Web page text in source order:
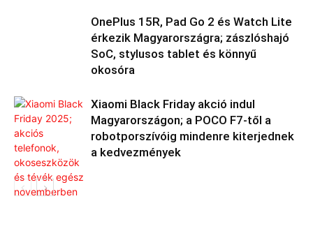
OnePlus 15R, Pad Go 2 és Watch Lite
érkezik Magyarországra; zászlóshajó
SoC, stylusos tablet és könnyű
okosóra
Xiaomi Black Friday akció indul
Magyarországon; a POCO F7-től a
robotporszívóig mindenre kiterjednek
a kedvezmények